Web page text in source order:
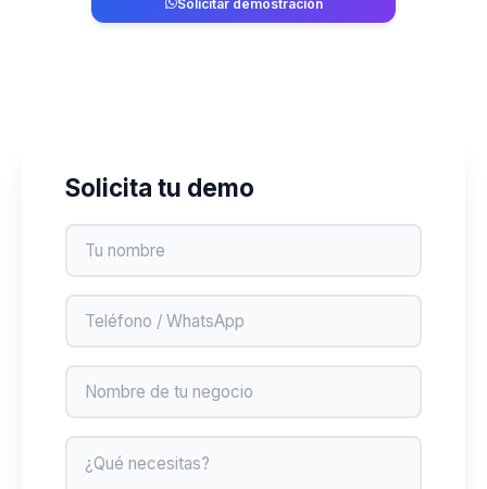
Solicitar demostración
Solicita tu demo
Nombre